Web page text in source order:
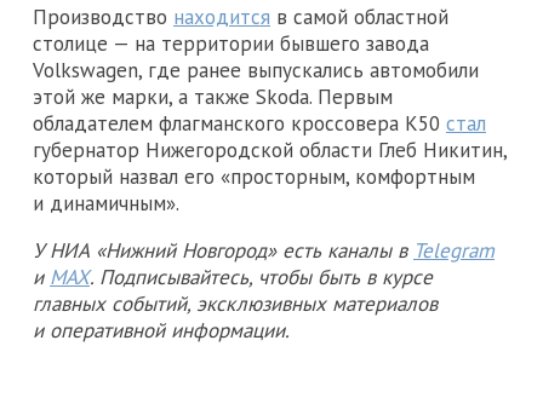
Производство находится в самой областной
столице — на территории бывшего завода
Volkswagen, где ранее выпускались автомобили
этой же марки, а также Skoda. Первым
обладателем флагманского кроссовера K50 стал
губернатор Нижегородской области Глеб Никитин,
который назвал его «просторным, комфортным
и динамичным».
У НИА «Нижний Новгород» есть каналы в Telegram
и MAX. Подписывайтесь, чтобы быть в курсе
главных событий, эксклюзивных материалов
и оперативной информации.